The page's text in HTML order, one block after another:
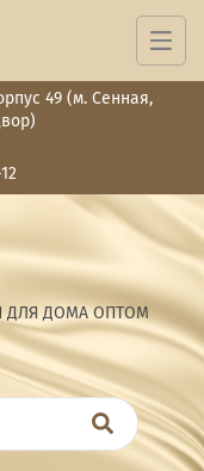
49 (м. Сенная,
ДЛЯ ДОМА ОПТОМ